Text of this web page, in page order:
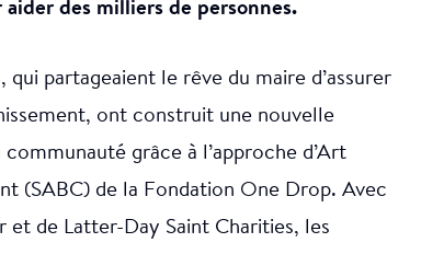
des milliers de personnes.
partageaient le rêve du maire d’assurer
ont construit une nouvelle
grâce à l’approche d’Art
(SABC) de la Fondation One Drop. Avec
de Latter-Day Saint Charities, les